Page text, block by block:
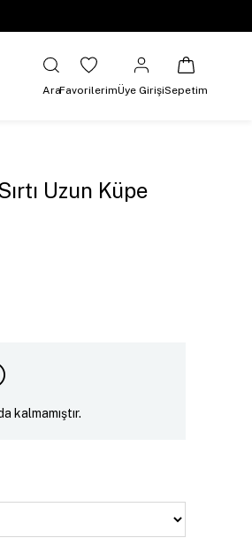
AraFavorilerimÜye GirişiSepetim
Uzun Küpe
kalmamıştır.